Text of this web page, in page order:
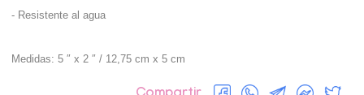
- Resistente al agua
Medidas: 5 ″ x 2 ″ / 12,75 cm x 5 cm